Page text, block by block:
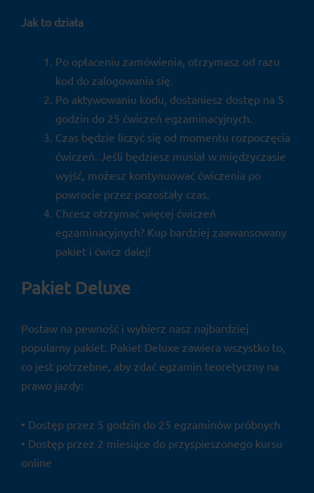
Jak to działa
Po opłaceniu zamówienia, otrzymasz od razu
kod do zalogowania się.
Po aktywowaniu kodu, dostaniesz dostęp na 5
godzin do 25 ćwiczeń egzaminacyjnych.
Czas będzie liczyć się od momentu rozpoczęcia
ćwiczeń. Jeśli będziesz musiał w międzyczasie
wyjść, możesz kontynuować ćwiczenia po
powrocie przez pozostały czas.
Chcesz otrzymać więcej ćwiczeń
egzaminacyjnych? Kup bardziej zaawansowany
pakiet i ćwicz dalej!
Pakiet Deluxe
Postaw na pewność i wybierz nasz najbardziej
popularny pakiet. Pakiet Deluxe zawiera wszystko to,
co jest potrzebne, aby zdać egzamin teoretyczny na
prawo jazdy:
• Dostęp przez 5 godzin do 25 egzaminów próbnych
• Dostęp przez 2 miesiące do przyspieszonego kursu
online